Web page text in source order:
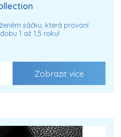
sáčku, která provoní
1 až 1,5 roku!
Zobrazit více